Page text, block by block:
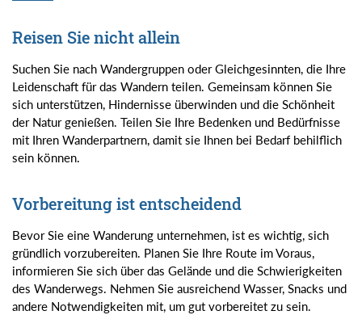
Reisen Sie nicht allein
Suchen Sie nach Wandergruppen oder Gleichgesinnten, die Ihre
Leidenschaft für das Wandern teilen. Gemeinsam können Sie
sich unterstützen, Hindernisse überwinden und die Schönheit
der Natur genießen. Teilen Sie Ihre Bedenken und Bedürfnisse
mit Ihren Wanderpartnern, damit sie Ihnen bei Bedarf behilflich
sein können.
Vorbereitung ist entscheidend
Bevor Sie eine Wanderung unternehmen, ist es wichtig, sich
gründlich vorzubereiten. Planen Sie Ihre Route im Voraus,
informieren Sie sich über das Gelände und die Schwierigkeiten
des Wanderwegs. Nehmen Sie ausreichend Wasser, Snacks und
andere Notwendigkeiten mit, um gut vorbereitet zu sein.